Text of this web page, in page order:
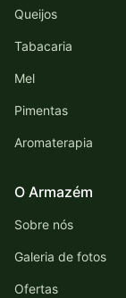
Queijos
Tabacaria
Mel
Pimentas
Aromaterapia
O Armazém
Sobre nós
Galeria de fotos
Ofertas